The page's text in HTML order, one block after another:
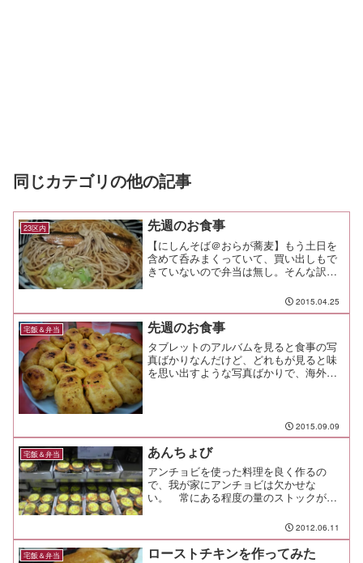
同じカテゴリの他の記事
23区内 先週のお食事
【にしんそば＠おらが蕎麦】もう土日を
含めて呑みまくっていて、買い出しもで
きていないので弁当は無し。そんな訳
た鰊と、蕎麦は良い組み合わせだ。【パ
パ弁当】そんな日でも子供の弁当はちゃ
んと作るんだぜぇ。塾弁と違...
2015.04.25
宅飯＆弁当 先週のお食事
タブレットのアルバムを見ると食事の写
真ばかりなんだけど、どれもが見ると味
を思い出すような写真ばかりで、海外旅
2015.09.09
宅飯＆弁当 あんちょび
アンチョビを使った料理を良く作るの
で、我が家にアンチョビは欠かせな
い。 常にある程度の量のストックが無
家なので、久しぶりに行ったコストコで
売ってたこのアンチョビ、100gあたり
240円とかなりお得！ 思わ...
2012.06.11
宅飯＆弁当 ローストチキンを作ってみた